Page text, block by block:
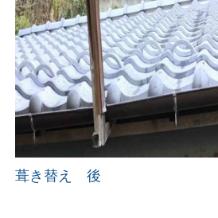
葺き替え 後